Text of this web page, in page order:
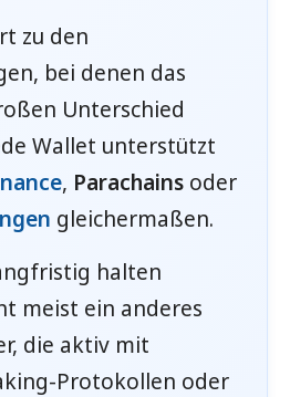
zu den
bei denen das
Unterschied
Wallet unterstützt
, Parachains oder
gleichermaßen.
halten
meist ein anderes
die aktiv mit
Protokollen oder